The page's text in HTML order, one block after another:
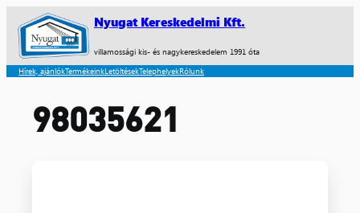
Nyugat Kereskedelmi Kft.
villamossági kis- és nagykereskedelem 1991 óta
Hírek, ajánlókTermékeinkLetöltésekTelephelyekRólunk
98035621